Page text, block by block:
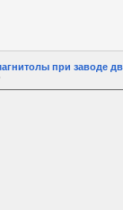
при заводе